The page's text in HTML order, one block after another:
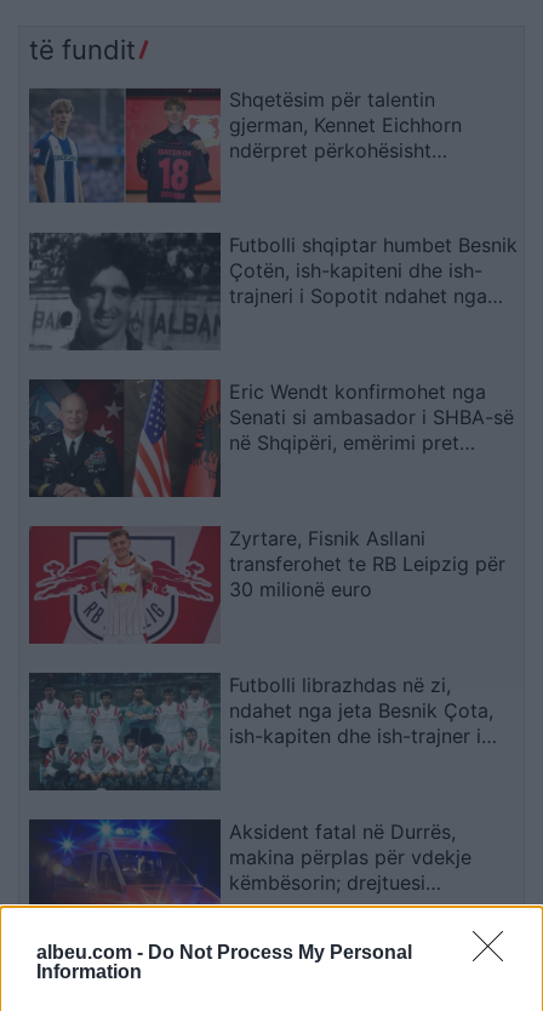
albeu.com - Do Not Process My Personal
Information
të fundit
Shqetësim për talentin
gjerman, Kennet Eichhorn
ndërpret përkohësisht
Futbolli shqiptar humbet Besnik
Çotën, ish-kapiteni dhe ish-
trajneri i Sopotit ndahet nga
Eric Wendt konfirmohet nga
Senati si ambasador i SHBA-së
në Shqipëri, emërimi pret
Zyrtare, Fisnik Asllani
transferohet te RB Leipzig për
30 milionë euro
Futbolli librazhdas në zi,
ndahet nga jeta Besnik Çota,
ish-kapiten dhe ish-trajner i
Aksident fatal në Durrës,
makina përplas për vdekje
këmbësorin; drejtuesi
shoqërohet në polici